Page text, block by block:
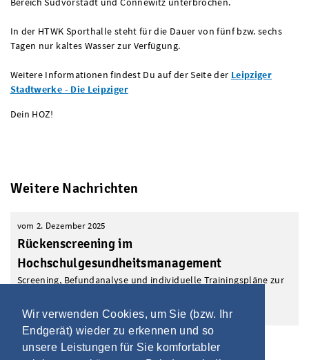
Wir verwenden Cookies, um Sie (bzw. Ihr
Endgerät) wieder zu erkennen und so
unsere Leistungen für Sie komfortabler
In der HTWK Sporthalle steht für die Dauer von fünf bzw. sechs
Tagen nur kaltes Wasser zur Verfügung.
Weitere Informationen findest Du auf der Seite der Leipziger
Stadtwerke - Die Leipziger
Dein HOZ!
Weitere Nachrichten
vom 2. Dezember 2025
Rückenscreening im
Hochschulgesundheitsmanagement
Screening, Befundanalyse und individuelle Trainingspläne zur
mehr Informationen